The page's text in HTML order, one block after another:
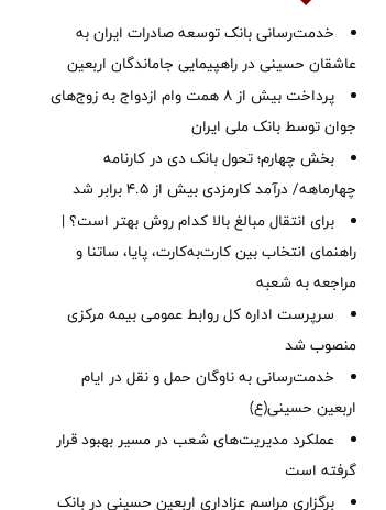
خدمت‌رسانی بانک توسعه صادرات ایران به
عاشقان حسینی در راهپیمایی جاماندگان اربعین
پرداخت بیش از ۸ همت وام ازدواج به زوج‌های
جوان توسط بانک ملی ایران
بخش چهارم؛ تحول بانک دی در کارنامه
چهارماهه/ درآمد کارمزدی بیش از ۴.۵ برابر شد
برای انتقال مبالغ بالا کدام روش بهتر است؟ |
راهنمای انتخاب بین کارت‌به‌کارت، پایا، ساتنا و
مراجعه به شعبه
سرپرست اداره کل روابط عمومی بیمه مرکزی
منصوب شد
خدمت‌رسانی به ناوگان حمل و نقل در ایام
اربعین حسینی(ع)
عملکرد مدیریت‌های شعب در مسیر بهبود قرار
گرفته است
برگزاری مراسم عزاداری اربعین حسینی در بانک